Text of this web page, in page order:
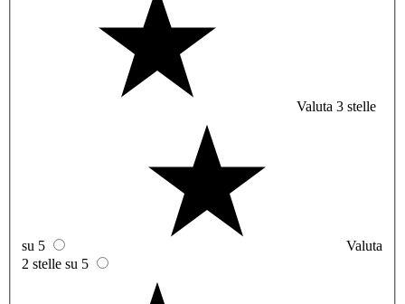
Valuta 3 stelle
su 5
Valuta
2 stelle su 5